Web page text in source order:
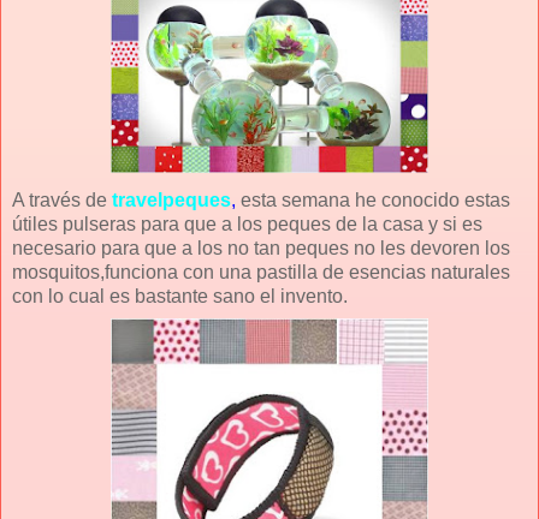
A través de travelpeques, esta semana he conocido estas
útiles pulseras para que a los peques de la casa y si es
necesario para que a los no tan peques no les devoren los
mosquitos,funciona con una pastilla de esencias naturales
con lo cual es bastante sano el invento.